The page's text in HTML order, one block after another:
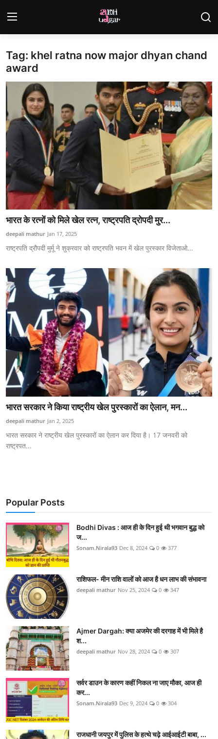
Login Register
Home
Contact
Gallery
देश
विदेश
व्यापार
एज्युकेशन
हेल्थ
राशिफल
स्पोर्टस्
लाईफ-स्टाईल
Tag: khel ratna now major dhyan chand
award
भारत के रत्नों को मिले खेल रत्न, राष्ट्रपति द्रोपदी मुर...
deepali mathur Jan 17, 2025
राष्ट्रपति द्रौपदी मुर्मू ने शुक्रवार को राष्ट्रपति भवन में खेल पुरस्कार विजेताओ...
भारत सरकार ने किया राष्ट्रीय खेल पुरस्कारों का ऐलान, मन...
deepali mathur Jan 2, 2025
भारत सरकार ने राष्ट्रीय खेल पुरस्कारों का ऐलान कर दिया है। 17 जनवरी को
राष्ट्रपत...
Popular Posts
Bodhi Divas : आज ही के दिन हुई थी भगवान बुद्ध को
ज...
Sonam.Nirala93 Dec 8, 2024 0 377
राशिफल- मीन राशि वालों को आज है धन लाभ की संभावना
deepali mathur Nov 25, 2024 0 347
Ajmer Dargah: क्या अजमेर की दरगाह में भी मिले है
श...
deepali mathur Nov 28, 2024 0 307
सर्वर डाउन के कारण कहीं निकल ना जाए मौका, आज ही
कर...
Sonam.Nirala93 Dec 9, 2024 0 304
राजधानी जयपुर में पुलिस के हत्थे चढ़े आईआईटी बाबा, ...